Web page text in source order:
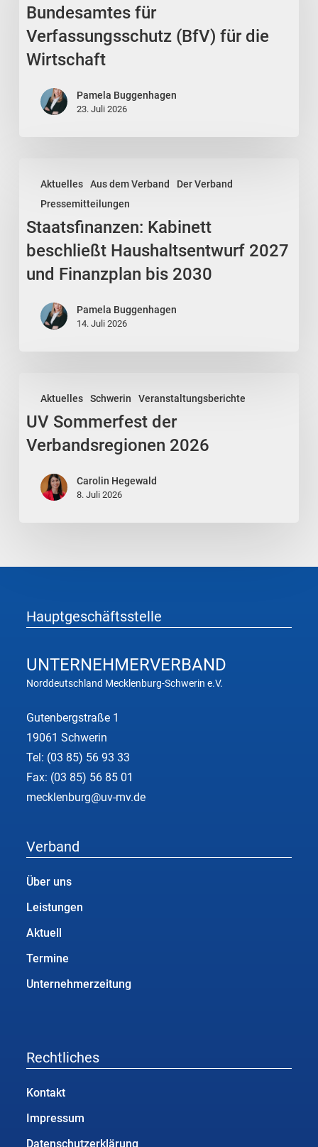
für
Verfassungsschutz
(BfV)
für
Wirtschaft
Bundesamtes für
Verfassungsschutz (BfV) für die
Wirtschaft
Pamela Buggenhagen
23. Juli 2026
Aktuelles Aus dem Verband
Der Verband
Pressemitteilungen
Kabinett
beschließt
Haushaltsentwurf
2027
und
2030
Staatsfinanzen: Kabinett
beschließt Haushaltsentwurf 2027
und Finanzplan bis 2030
Pamela Buggenhagen
14. Juli 2026
Aktuelles Schwerin Veranstaltungsberichte
Sommerfest
der
Verbandsregionen
UV Sommerfest der
Verbandsregionen 2026
Carolin Hegewald
8. Juli 2026
Hauptgeschäftsstelle
UNTERNEHMERVERBAND
Norddeutschland Mecklenburg-Schwerin e.V.
Gutenbergstraße 1
19061 Schwerin
Tel: (03 85) 56 93 33
Fax: (03 85) 56 85 01
mecklenburg@uv-mv.de
Verband
Über uns
Leistungen
Aktuell
Termine
Unternehmerzeitung
Rechtliches
Kontakt
Impressum
Datenschutzerklärung